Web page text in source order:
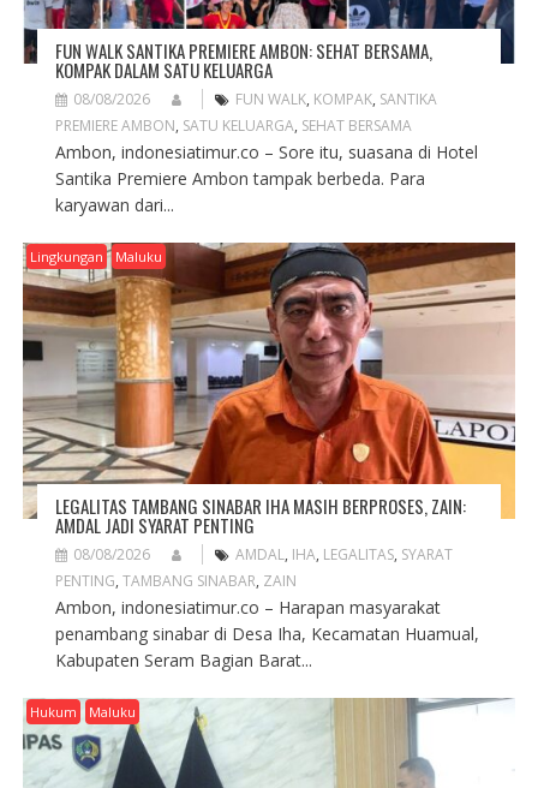
FUN WALK SANTIKA PREMIERE AMBON: SEHAT BERSAMA,
KOMPAK DALAM SATU KELUARGA
08/08/2026 FUN WALK, KOMPAK, SANTIKA
PREMIERE AMBON, SATU KELUARGA, SEHAT BERSAMA
Ambon, indonesiatimur.co – Sore itu, suasana di Hotel
Santika Premiere Ambon tampak berbeda. Para
karyawan dari...
Lingkungan Maluku
LEGALITAS TAMBANG SINABAR IHA MASIH BERPROSES, ZAIN:
AMDAL JADI SYARAT PENTING
08/08/2026 AMDAL, IHA, LEGALITAS, SYARAT
PENTING, TAMBANG SINABAR, ZAIN
Ambon, indonesiatimur.co – Harapan masyarakat
penambang sinabar di Desa Iha, Kecamatan Huamual,
Kabupaten Seram Bagian Barat...
Hukum Maluku